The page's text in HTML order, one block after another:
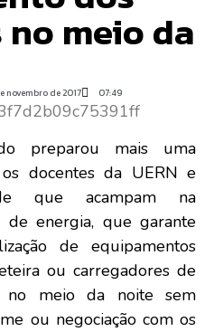
meio da
novembro de 2017 07:49
preparou mais uma
docentes da UERN e
que acampam na
de energia, que garante
de equipamentos
ou carregadores de
no meio da noite sem
ou negociação com os